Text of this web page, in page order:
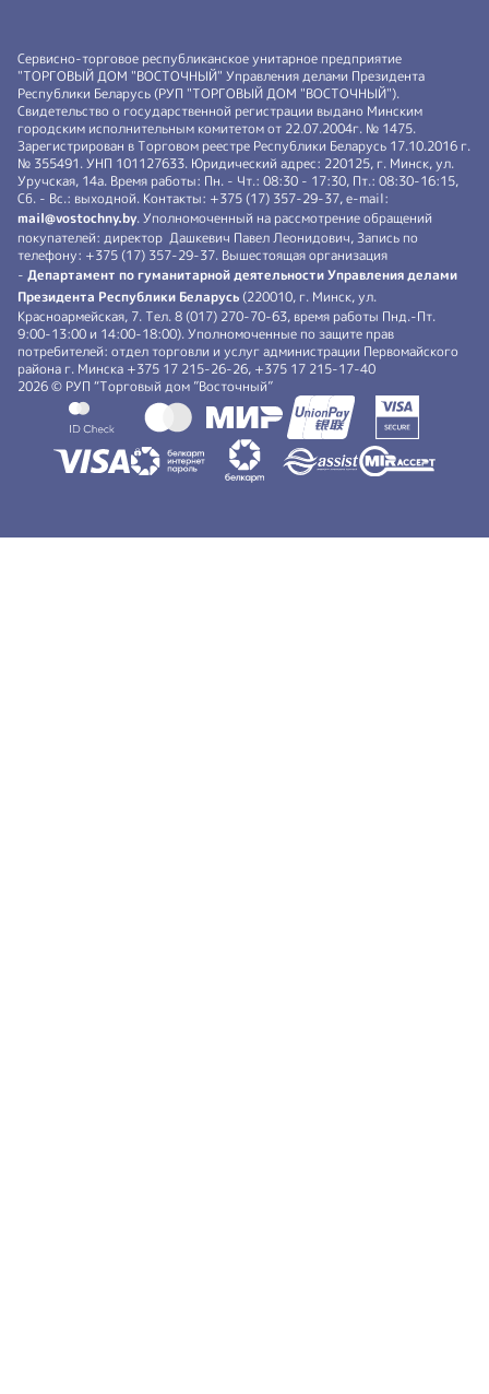
Сервисно-торговое республиканское унитарное предприятие
"ТОРГОВЫЙ ДОМ "ВОСТОЧНЫЙ" Управления делами Президента
Республики Беларусь (РУП "ТОРГОВЫЙ ДОМ "ВОСТОЧНЫЙ").
Свидетельство о государственной регистрации выдано Минским
городским исполнительным комитетом от 22.07.2004г. № 1475.
Зарегистрирован в Торговом реестре Республики Беларусь 17.10.2016 г.
№ 355491. УНП 101127633. Юридический адрес: 220125, г. Минск, ул.
Уручская, 14а. Время работы: Пн. - Чт.: 08:30 - 17:30, Пт.: 08:30-16:15,
Сб. - Вс.: выходной. Контакты: +375 (17) 357-29-37, e-mail:
mail@vostochny.by. Уполномоченный на рассмотрение обращений
покупателей: директор Дашкевич Павел Леонидович, Запись по
телефону: +375 (17) 357-29-37. Вышестоящая организация
- Департамент по гуманитарной деятельности Управления делами
Президента Республики Беларусь (220010, г. Минск, ул.
Красноармейская, 7. Тел. 8 (017) 270-70-63, время работы Пнд.-Пт.
9:00-13:00 и 14:00-18:00). Уполномоченные по защите прав
потребителей: отдел торговли и услуг администрации Первомайского
района г. Минска +375 17 215-26-26, +375 17 215-17-40
2026 © РУП “Торговый дом ”Восточный”